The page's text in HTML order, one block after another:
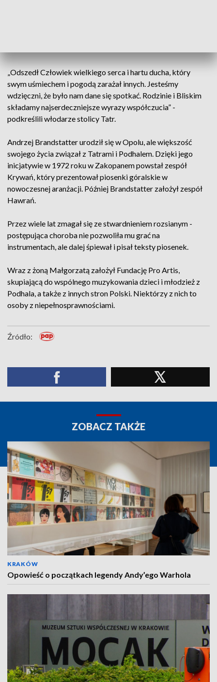
„Odszedł Człowiek wielkiego serca i hartu ducha, który
swym uśmiechem i pogodą zarażał innych. Jesteśmy
wdzięczni, że było nam dane się spotkać. Rodzinie i Bliskim
składamy najserdeczniejsze wyrazy współczucia” -
podkreślili włodarze stolicy Tatr.
Andrzej Brandstatter urodził się w Opolu, ale większość
swojego życia związał z Tatrami i Podhalem. Dzięki jego
inicjatywie w 1972 roku w Zakopanem powstał zespół
Krywań, który prezentował piosenki góralskie w
nowoczesnej aranżacji. Później Brandstatter założył zespół
Hawrań.
Przez wiele lat zmagał się ze stwardnieniem rozsianym -
postępująca choroba nie pozwoliła mu grać na
instrumentach, ale dalej śpiewał i pisał teksty piosenek.
Wraz z żoną Małgorzatą założył Fundację Pro Artis,
skupiającą do wspólnego muzykowania dzieci i młodzież z
Podhala, a także z innych stron Polski. Niektórzy z nich to
osoby z niepełnosprawnościami.
Źródło:
ZOBACZ TAKŻE
KRAKÓW
Opowieść o początkach legendy Andy’ego Warhola